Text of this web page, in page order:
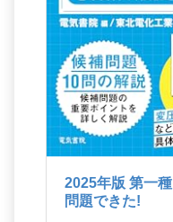
2025年版 第一
問題できた!